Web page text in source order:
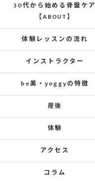
30代から始める骨盤ケア
【ABOUT】
体験レッスンの流れ
インストラクター
be美・yoggyの特徴
産後
体験
アクセス
コラム